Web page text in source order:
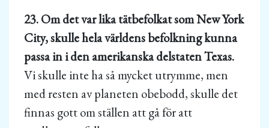
23. Om det var lika tätbefolkat som New York
City, skulle hela världens befolkning kunna
passa in i den amerikanska delstaten Texas.
Vi skulle inte ha så mycket utrymme, men
med resten av planeten obebodd, skulle det
finnas gott om ställen att gå för att